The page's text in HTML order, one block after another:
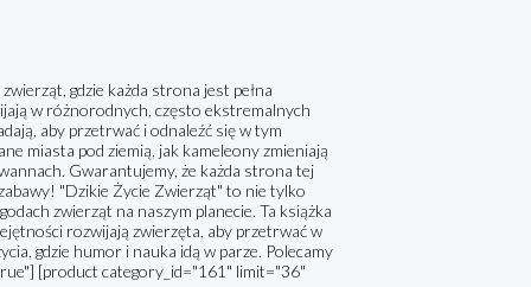
gdzie każda strona jest pełna
w różnorodnych, często ekstremalnych
aby przetrwać i odnaleźć się w tym
miasta pod ziemią, jak kameleony zmieniają
Gwarantujemy, że każda strona tej
"Dzikie Życie Zwierząt" to nie tylko
zwierząt na naszym planecie. Ta książka
rozwijają zwierzęta, aby przetrwać w
gdzie humor i nauka idą w parze. Polecamy
[product category_id="161" limit="36"